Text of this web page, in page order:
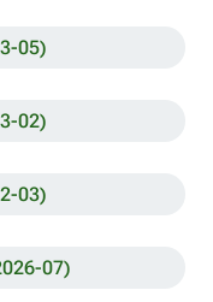
05)
02)
03)
07)